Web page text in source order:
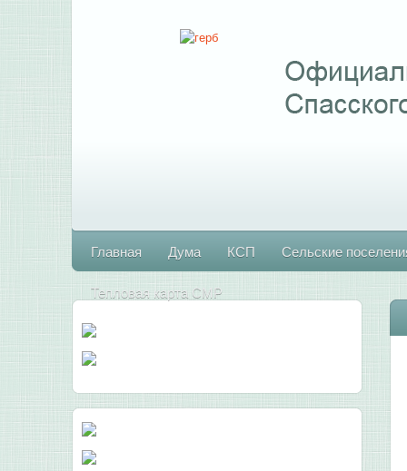
Главная Дума КСП Сельские
Тепловая карта СМР